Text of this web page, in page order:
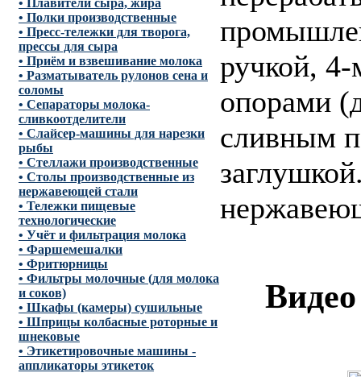
• Плавители сыра, жира
• Полки производственные
• Пресс-тележки для творога,
прессы для сыра
• Приём и взвешивание молока
• Разматыватель рулонов сена и
соломы
• Сепараторы молока-
сливкоотделители
• Слайсер-машины для нарезки
рыбы
• Стеллажи производственные
• Столы производственные из
нержавеющей стали
• Тележки пищевые
технологические
• Учёт и фильтрация молока
• Фаршемешалки
• Фритюрницы
• Фильтры молочные (для молока
и соков)
• Шкафы (камеры) сушильные
• Шприцы колбасные роторные и
шнековые
• Этикетировочные машины -
аппликаторы этикеток
ручкой,
опорами
сливным